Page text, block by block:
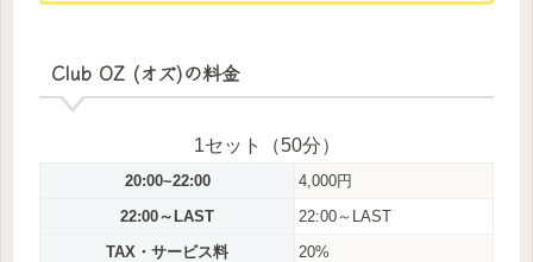
Club OZ (オズ)の料金
1セット（50分）
20:00~22:00
4,000円
22:00～LAST
22:00～LAST
TAX・サービス料
20%